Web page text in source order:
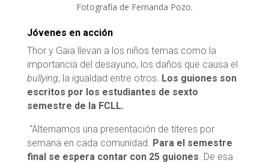
Fotografía de Fernanda Pozo.
Jóvenes en acción
Thor y Gaia llevan a los niños temas como la
importancia del desayuno, los daños que causa el
bullying, la igualdad entre otros. Los guiones son
escritos por los estudiantes de sexto
semestre de la FCLL.
“Alternamos una presentación de títeres por
semana en cada comunidad. Para el semestre
final se espera contar con 25 guiones . De esa